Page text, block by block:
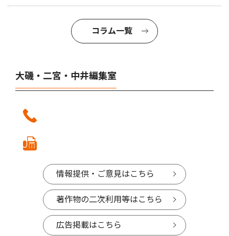
コラム一覧
大磯・二宮・中井編集室
情報提供・ご意見はこちら
著作物の二次利用等はこちら
広告掲載はこちら